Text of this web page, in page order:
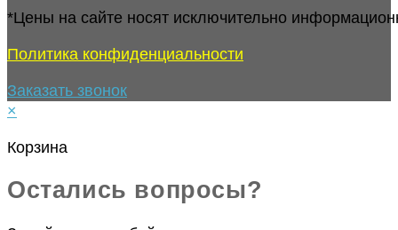
*Цены на сайте носят исключительно
Политика конфиденциальности
Заказать звонок
×
Корзина
Остались вопросы?